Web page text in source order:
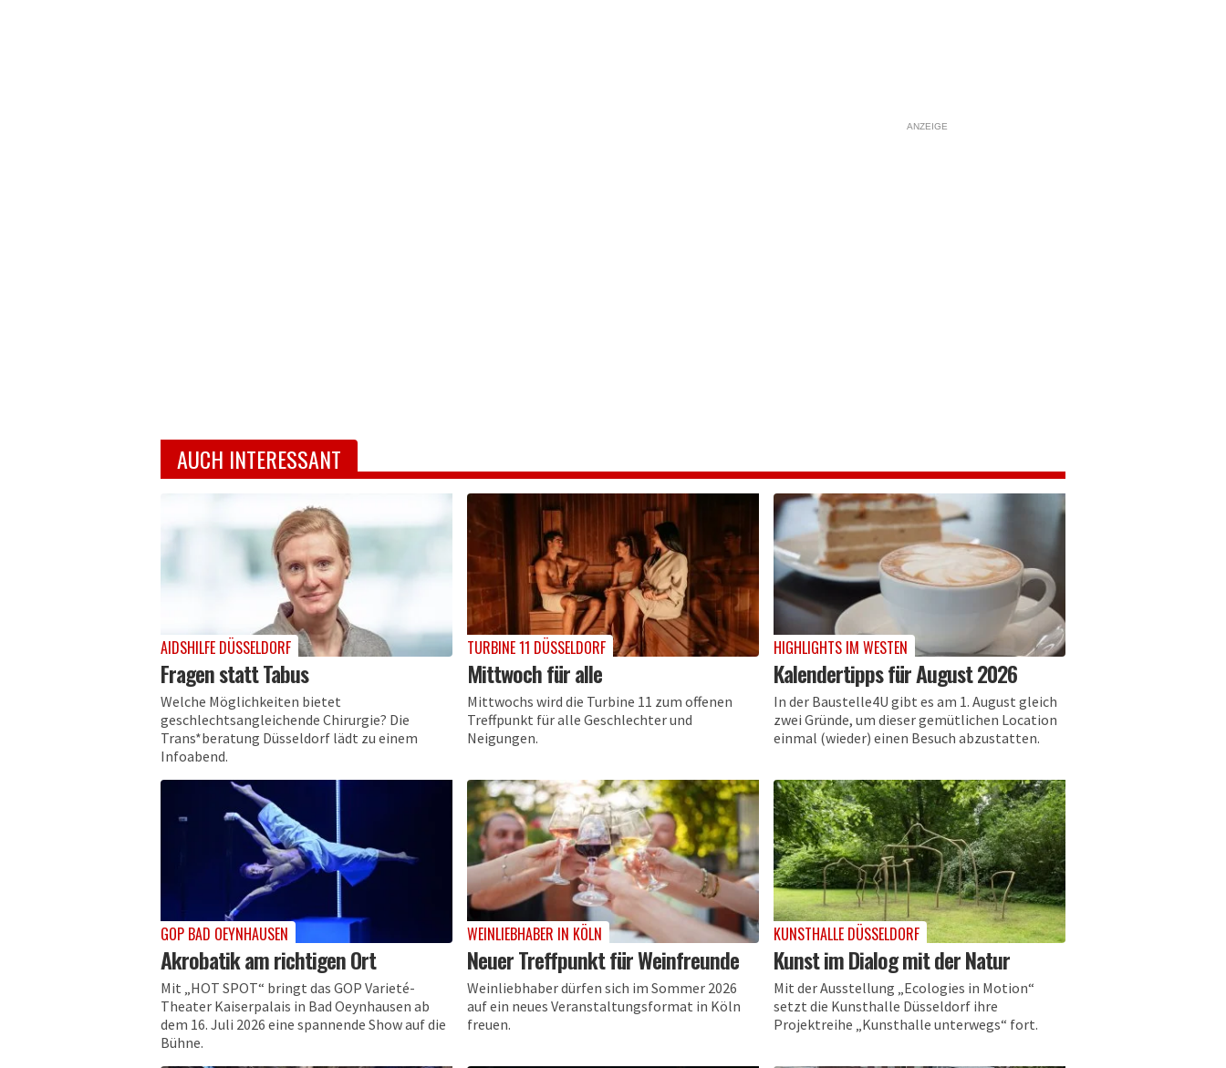
ANZEIGE
AUCH INTERESSANT
AIDSHILFE DÜSSELDORF
Fragen statt Tabus
Welche Möglichkeiten bietet
geschlechtsangleichende Chirurgie? Die
Trans*beratung Düsseldorf lädt zu einem
Infoabend.
TURBINE 11 DÜSSELDORF
Mittwoch für alle
Mittwochs wird die Turbine 11 zum offenen
Treffpunkt für alle Geschlechter und
Neigungen.
HIGHLIGHTS IM WESTEN
Kalendertipps für August 2026
In der Baustelle4U gibt es am 1. August gleich
zwei Gründe, um dieser gemütlichen Location
einmal (wieder) einen Besuch abzustatten.
GOP BAD OEYNHAUSEN
Akrobatik am richtigen Ort
Mit „HOT SPOT“ bringt das GOP Varieté-
Theater Kaiserpalais in Bad Oeynhausen ab
dem 16. Juli 2026 eine spannende Show auf die
Bühne.
WEINLIEBHABER IN KÖLN
Neuer Treffpunkt für Weinfreunde
Weinliebhaber dürfen sich im Sommer 2026
auf ein neues Veranstaltungsformat in Köln
freuen.
KUNSTHALLE DÜSSELDORF
Kunst im Dialog mit der Natur
Mit der Ausstellung „Ecologies in Motion“
setzt die Kunsthalle Düsseldorf ihre
Projektreihe „Kunsthalle unterwegs“ fort.